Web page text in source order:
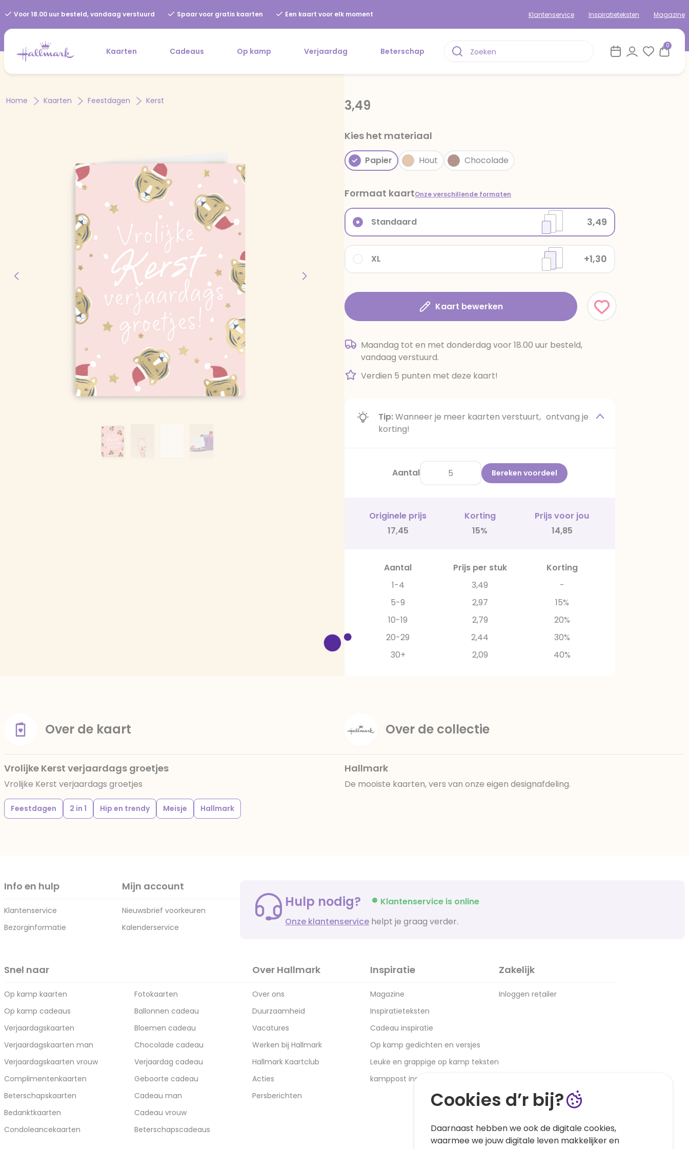
Voor 18.00 uur besteld, vandaag verstuurd Spaar voor gratis kaarten Een kaart voor elk moment Klantenservice Inspiratieteksten Magazine
Kaarten Cadeaus Op kamp Verjaardag Beterschap
0
Home Kaarten Feestdagen Kerst 3,49
Kies het materiaal
Papier Hout Chocolade
Formaat kaartOnze verschillende formaten
XL +1,30
Standaard 3,49
Kaart bewerken
Maandag tot en met donderdag voor 18.00 uur besteld,
vandaag verstuurd.
Verdien 5 punten met deze kaart!
Tip:Wanneer je meer kaarten verstuurt, ontvang je
korting!
Aantal Bereken voordeel
Originele prijs Korting
Prijs voor jou
17,45
15% 14,85
Aantal Prijs per stuk
Korting
1-4
3,49
-
5-9
2,97
15%
10-19
2,79
20%
20-29
2,44
30%
30+
2,09 40%
Over de kaart
Vrolijke Kerst verjaardags groetjes
Vrolijke Kerst verjaardags groetjes
Feestdagen 2 in 1 Hip en trendy Meisje Hallmark
Over de collectie
Hallmark
De mooiste kaarten, vers van onze eigen designafdeling.
Info en hulp
Klantenservice
Bezorginformatie
Mijn account
Nieuwsbrief voorkeuren
Kalenderservice
Hulp nodig?
Klantenservice is online
Onze klantenservice helpt je graag verder.
Snel naar
Op kamp kaarten
Op kamp cadeaus
Verjaardagskaarten
Verjaardagskaarten man
Verjaardagskaarten vrouw
Complimentenkaarten
Beterschapskaarten
Bedanktkaarten
Condoleancekaarten
Fotokaarten
Ballonnen cadeau
Bloemen cadeau
Chocolade cadeau
Verjaardag cadeau
Geboorte cadeau
Cadeau man
Cadeau vrouw
Beterschapscadeaus
Over Hallmark
Over ons
Duurzaamheid
Vacatures
Werken bij Hallmark
Hallmark Kaartclub
Acties
Persberichten
Inspiratie
Magazine
Inspiratieteksten
Cadeau inspiratie
Op kamp gedichten en versjes
Leuke en grappige op kamp teksten
kamppost inspiratie
Zakelijk
Inloggen retailer
Cookies d’r bij?
Daarnaast hebben we ook de digitale cookies,
waarmee we jouw digitale leven makkelijker en